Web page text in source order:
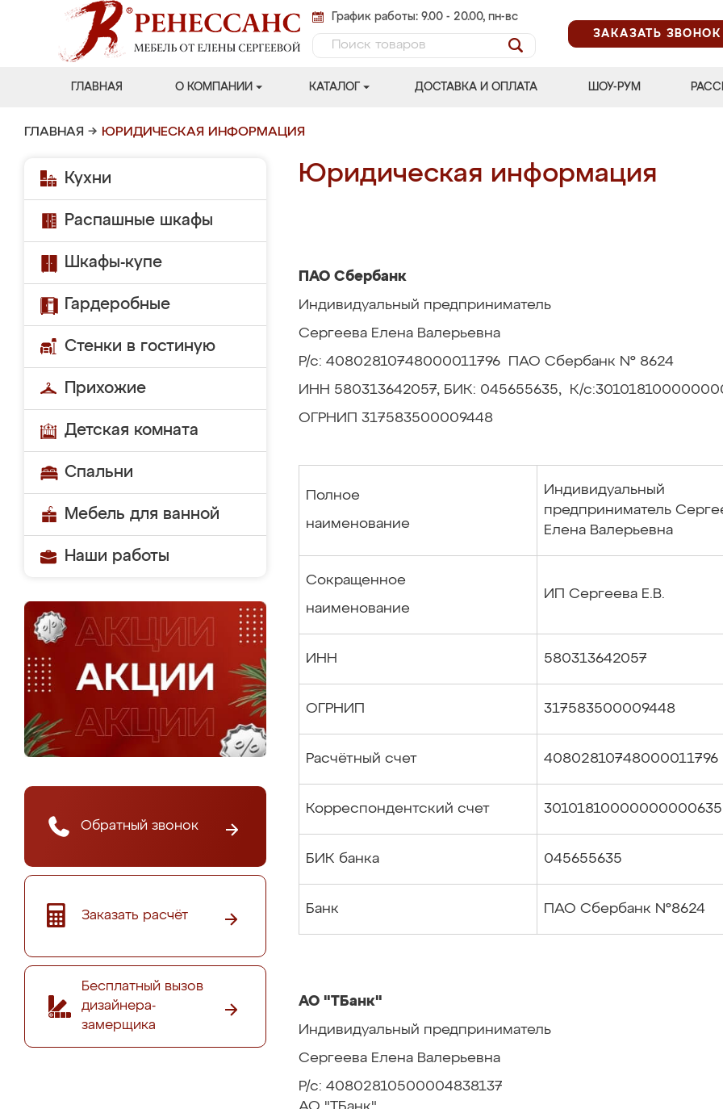
График работы: 9.00 - 20.00, пн-вс
ЗАКАЗАТЬ ЗВОНОК
ГЛАВНАЯ О КОМПАНИИ КАТАЛОГ ДОСТАВКА И ОПЛАТА ШОУ-РУМ
ГЛАВНАЯ → ЮРИДИЧЕСКАЯ ИНФОРМАЦИЯ
Кухни
Распашные шкафы
Шкафы-купе
Гардеробные
Стенки в гостиную
Прихожие
Детская комната
Спальни
Мебель для ванной
Наши работы
Обратный звонок
Заказать расчёт
Бесплатный вызов
дизайнера-
замерщика
Юридическая информация
ПАО Сбербанк
Индивидуальный предприниматель
Сергеева Елена Валерьевна
Р/с: 40802810748000011796 ПАО Сбербанк № 8624
ИНН 580313642057, БИК: 045655635, К/
ОГРНИП 317583500009448
Полное
наименование
Индивидуальный
предприниматель
Елена Валерьевна
Сокращенное
наименование
ИП Сергеева Е.В.
ИНН 580313642057
ОГРНИП 317583500009448
Расчётный счет 40802810748000011796
Корреспондентский счет 30101810000000000635
БИК банка 045655635
Банк ПАО Сбербанк №8624
АО "ТБанк"
Индивидуальный предприниматель
Сергеева Елена Валерьевна
Р/с: 40802810500004838137